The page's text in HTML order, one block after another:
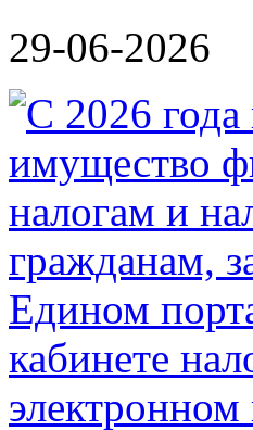
29-06-2026